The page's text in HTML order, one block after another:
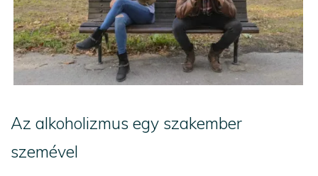
Az alkoholizmus egy szakember
szemével